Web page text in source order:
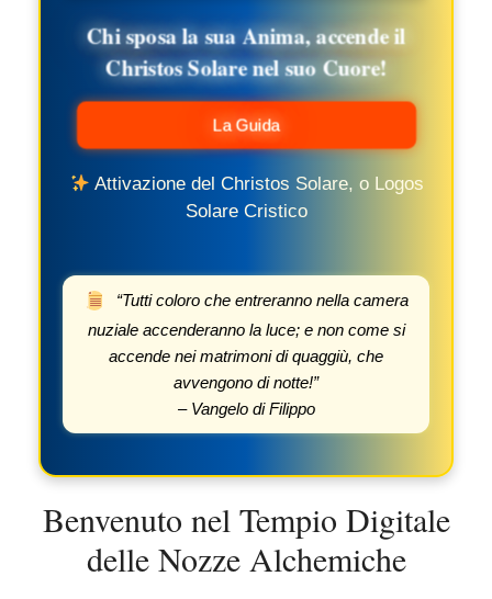
Chi sposa la sua Anima, accende il
Christos Solare nel suo Cuore!
La Guida
Attivazione del Christos Solare, o Logos
Solare Cristico
“Tutti coloro che entreranno nella camera
nuziale accenderanno la luce; e non come si
accende nei matrimoni di quaggiù, che
avvengono di notte!”
– Vangelo di Filippo
Benvenuto nel Tempio Digitale
delle Nozze Alchemiche